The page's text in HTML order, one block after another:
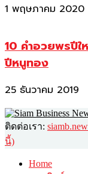
1 พฤษภาคม 2020
10 คำอวยพรปี
ปีหนูทอง
25 ธันวาคม 2019
ติดต่อเรา:
นี้)
Home